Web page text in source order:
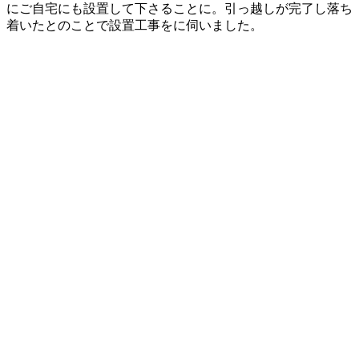
にご自宅にも設置して下さることに。引っ越しが完了し落ち
着いたとのことで設置工事をに伺いました。